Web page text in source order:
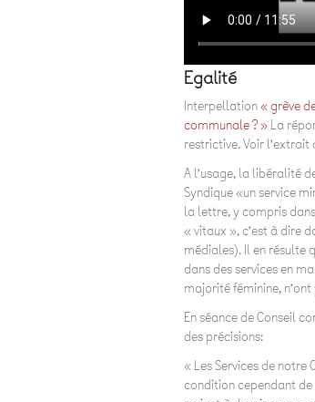
Egalité
Interpellation« grève
communale ? » La
restrictive. Voir l’extrait
A l’usage, la libéralité
Syndique «un service
la lettre, y compris
« vitaux », c’est à dire
médiales). Il en résulte
dans des services en
majorité féminine,
En séance de Conseil
des précisions:
« Les Services de
condition cependant de